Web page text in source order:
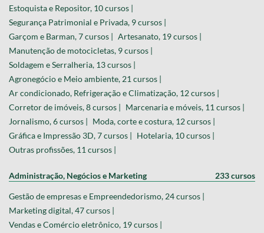
Estoquista e Repositor, 10 cursos |
Segurança Patrimonial e Privada, 9 cursos |
Garçom e Barman, 7 cursos | Artesanato, 19 cursos |
Manutenção de motocicletas, 9 cursos |
Soldagem e Serralheria, 13 cursos |
Agronegócio e Meio ambiente, 21 cursos |
Ar condicionado, Refrigeração e Climatização, 12 cursos |
Corretor de imóveis, 8 cursos | Marcenaria e móveis, 11 cursos |
Jornalismo, 6 cursos | Moda, corte e costura, 12 cursos |
Gráfica e Impressão 3D, 7 cursos | Hotelaria, 10 cursos |
Outras profissões, 11 cursos |
Administração, Negócios e Marketing 233 cursos
Gestão de empresas e Empreendedorismo, 24 cursos |
Marketing digital, 47 cursos |
Vendas e Comércio eletrônico, 19 cursos |